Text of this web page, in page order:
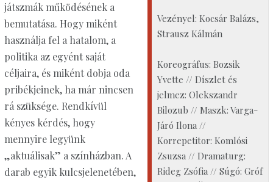
Vezényel: Kocsár Balázs,
Strausz Kálmán
Koreográfus: Bozsik
Yvette // Díszlet és
jelmez: Olekszandr
Bilozub // Maszk: Varga-
Járó Ilona //
Korrepetitor: Komlósi
Zsuzsa // Dramaturg:
Rideg Zsófia // Súgó: Gróf
játszmák működésének a
bemutatása. Hogy miként
használja fel a hatalom, a
politika az egyént saját
céljaira, és miként dobja oda
pribékjeinek, ha már nincsen
rá szüksége. Rendkívül
kényes kérdés, hogy
mennyire legyünk
„aktuálisak” a színházban. A
darab egyik kulcsjelenetében,